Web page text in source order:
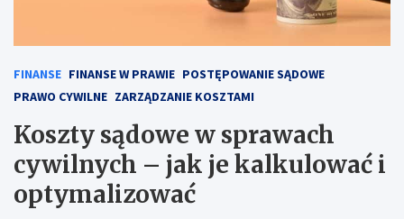
FINANSE FINANSE W PRAWIE POSTĘPOWANIE SĄDOWE
PRAWO CYWILNE ZARZĄDZANIE KOSZTAMI
Koszty sądowe w sprawach
cywilnych – jak je kalkulować i
optymalizować